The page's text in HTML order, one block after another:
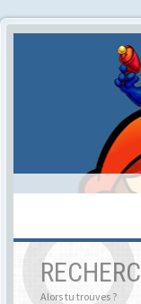
Alors tu trouves ?